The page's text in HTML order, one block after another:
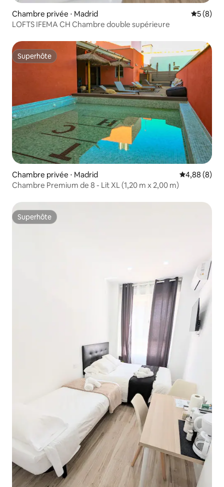
Chambre privée ⋅ Madrid
5 (8)
LOFTS IFEMA CH Chambre double supérieure
Superhôte
Superhôte
Chambre privée ⋅ Madrid Évaluation
4,88 (8)
Chambre Premium de 8 - Lit XL (1,20 m x 2,00 m)
Superhôte
Superhôte